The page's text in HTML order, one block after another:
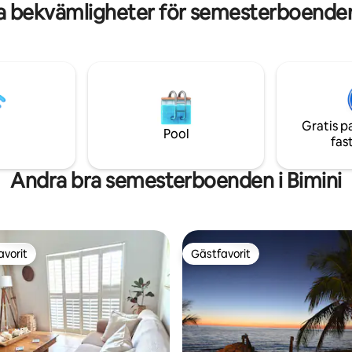
slip hyra tillgänglig för
på Mega Marina
bekvämligheter för
Pool
Gratis
Andra bra semesterboenden i Bimini
Gästfavorit
Gästfavorit